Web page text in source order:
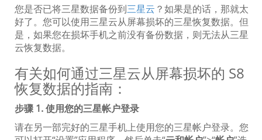
您是否已将三星数据备份到三星云 ？如果是的话，那就太
好了。您可以使用三星云从屏幕损坏的三星恢复数据。但
是，如果您在损坏手机之前没有备份数据，则无法从三星
云恢复数据。
有关如何通过三星云从屏幕损坏的 S8
恢复数据的指南：
步骤 1. 使用您的三星帐户登录
请在另一部完好的三星手机上使用您的三星帐户登录。您